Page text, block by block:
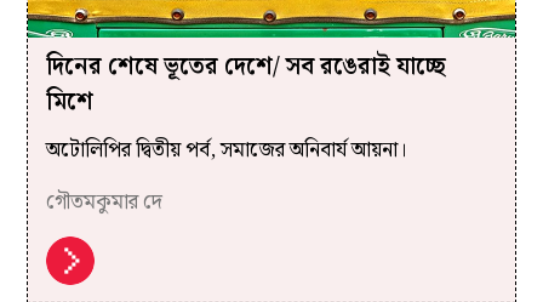
দিনের শেষে ভূতের দেশে/ সব রঙেরাই যাচ্ছে
মিশে
অটোলিপির দ্বিতীয় পর্ব, সমাজের অনিবার্য আয়না।
গৌতমকুমার দে